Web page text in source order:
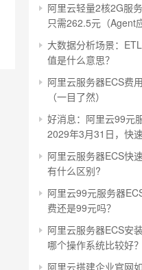
阿里云轻量2核2G服
只需262.5元（Agent
大数据分析场景：
值是什么意思？
阿里云服务器ECS费
（一目了然）
好消息：阿里云99元
2029年3月31日，快速
阿里云服务器ECS快
有什么区别?
阿里云99元服务器
费还是99元吗？
阿里云服务器ECS安
哪个操作系统比较好？
阿里云搭建企业官网